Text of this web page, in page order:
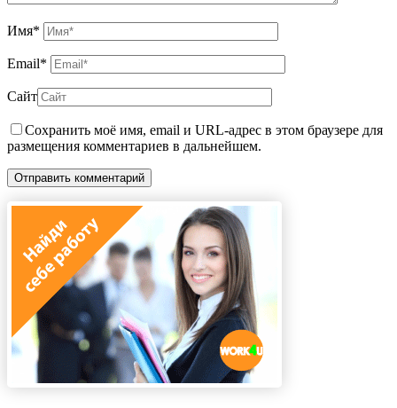
Имя*
Email*
Сайт
Сохранить моё имя, email и URL-адрес в этом браузере для
размещения комментариев в дальнейшем.